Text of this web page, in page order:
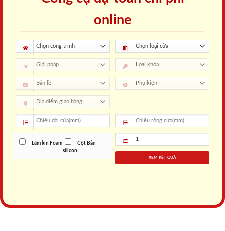
online
Làm kín Foam
Cột Bắn
silicon
XEM KẾT QUẢ